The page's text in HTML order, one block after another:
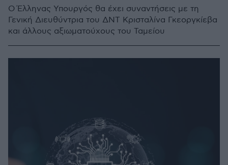
O Έλληνας Υπουργός θα έχει συναντήσεις με τη
Γενική Διευθύντρια του ΔΝΤ Kρισταλίνα Γκεοργκίεβα
και άλλους αξιωματούχους του Ταμείου